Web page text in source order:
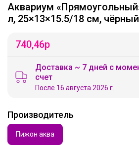
Аквариум
л, 25×13×15.5/18 см, чёрный
740,46р
Доставка ~ 7 дней с
счет
После 16 августа 2026 г.
Производитель
Пижон аква